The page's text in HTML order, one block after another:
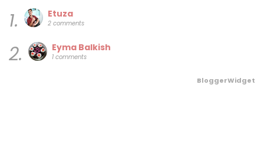
1. Etuza
2 comments
2. Eyma Balkish
1 comments
BloggerWidget